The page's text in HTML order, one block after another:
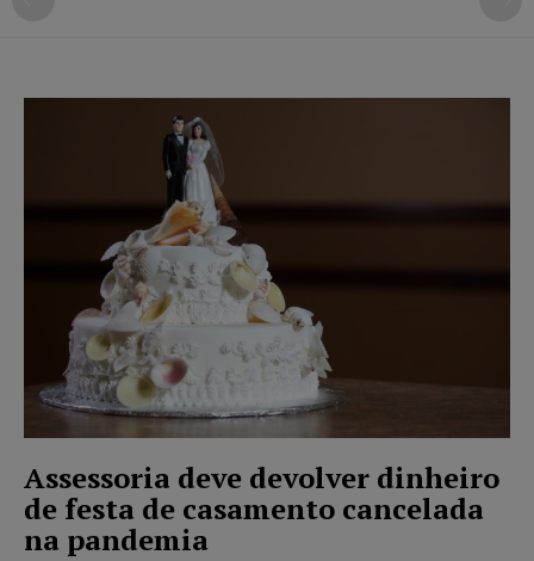
Assessoria deve devolver dinheiro
de festa de casamento cancelada
na pandemia